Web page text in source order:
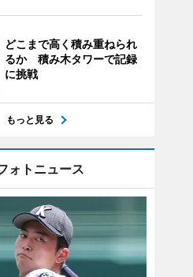
どこまで高く積み重ねられ
るか 積み木タワーで記録
に挑戦
もっと見る
ォトニュース